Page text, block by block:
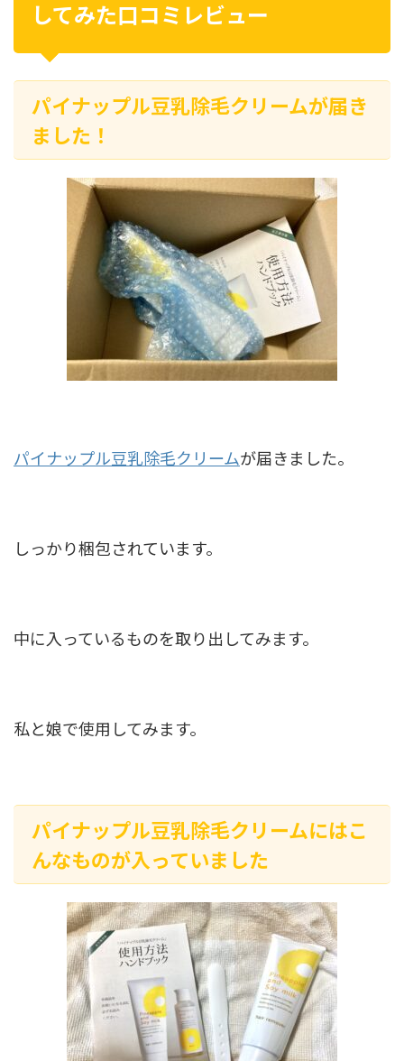
してみた口コミレビュー
パイナップル豆乳除毛クリームが届き
ました！
パイナップル豆乳除毛クリームが届きました。
しっかり梱包されています。
中に入っているものを取り出してみます。
私と娘で使用してみます。
パイナップル豆乳除毛クリームにはこ
んなものが入っていました